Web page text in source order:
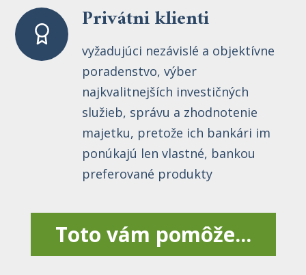
Privátni klienti
vyžadujúci nezávislé a objektívne
poradenstvo, výber
najkvalitnejších investičných
služieb, správu a zhodnotenie
majetku, pretože ich bankári im
ponúkajú len vlastné, bankou
preferované produkty
Toto vám pomôže...